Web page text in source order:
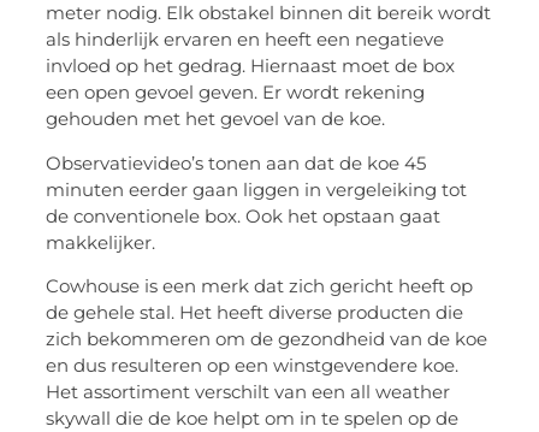
meter nodig. Elk obstakel binnen dit bereik wordt
als hinderlijk ervaren en heeft een negatieve
invloed op het gedrag. Hiernaast moet de box
een open gevoel geven. Er wordt rekening
gehouden met het gevoel van de koe.
Observatievideo’s tonen aan dat de koe 45
minuten eerder gaan liggen in vergeleiking tot
de conventionele box. Ook het opstaan gaat
makkelijker.
Cowhouse is een merk dat zich gericht heeft op
de gehele stal. Het heeft diverse producten die
zich bekommeren om de gezondheid van de koe
en dus resulteren op een winstgevendere koe.
Het assortiment verschilt van een all weather
skywall die de koe helpt om in te spelen op de